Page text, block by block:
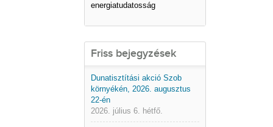
energiatudatosság
Friss bejegyzések
Dunatisztítási akció Szob
környékén, 2026. augusztus
22-én
2026. július 6. hétfő.